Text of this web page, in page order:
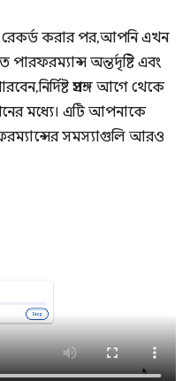
রেকর্ড করার পর, আপনি এখন
পারফরম্যান্স অন্তর্দৃষ্টি এবং
নির্দিষ্ট প্রসঙ্গ আগে থেকে
মধ্যে। এটি আপনাকে
সমস্যাগুলি আরও